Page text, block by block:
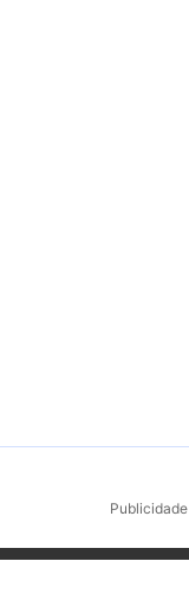
Publicidade